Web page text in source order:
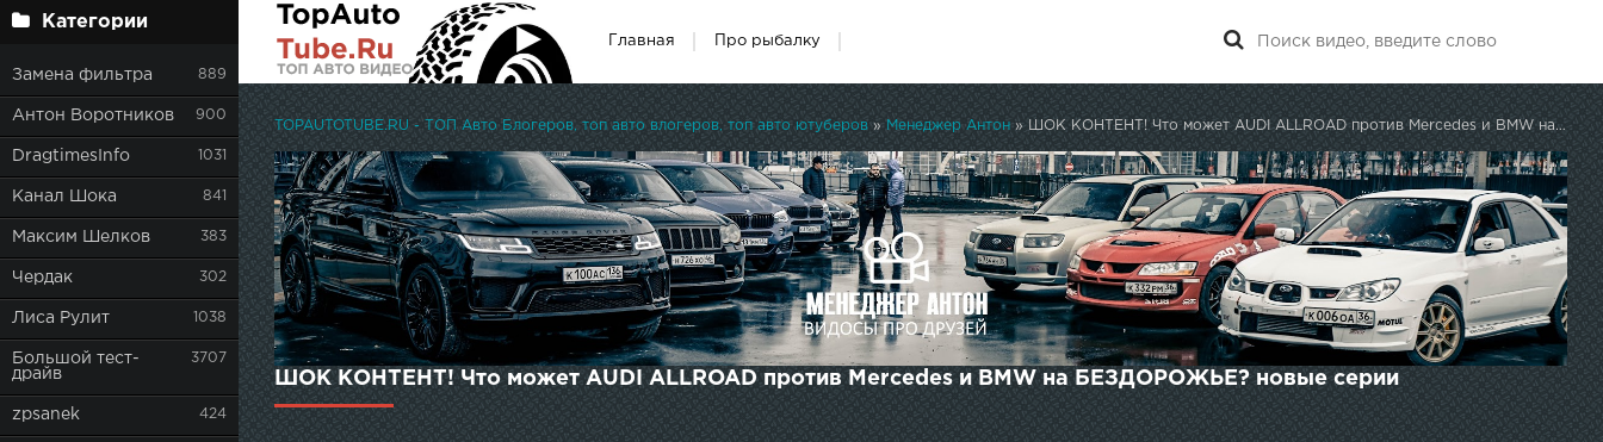
Категории
Замена фильтра 889
Антон Воротников 900
DragtimesInfo 1031
Канал Шока 841
Максим Шелков 383
Чердак 302
Лиса Рулит 1038
Большой тест-
драйв
3707
zpsanek 424
Главная Про рыбалку
TOPAUTOTUBE.RU - ТОП Авто Блогеров, топ авто влогеров, топ авто ютуберов» Менеджер Антон» ШОК КОНТЕНТ! Что может AUDI ALLROAD против Mercedes и BMW на БЕЗДОРОЖЬЕ?
ШОК КОНТЕНТ! Что может AUDI ALLROAD против Mercedes и BMW на БЕЗДОРОЖЬЕ? новые серии